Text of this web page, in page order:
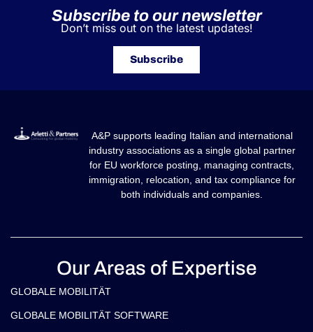
Subscribe to our newsletter
Don’t miss out on the latest updates!
Subscribe
A&P supports leading Italian and international
industry associations as a single global partner
for EU workforce posting, managing contracts,
immigration, relocation, and tax compliance for
both individuals and companies.
Our Areas of Expertise
GLOBALE MOBILITÄT
GLOBALE MOBILITÄT SOFTWARE